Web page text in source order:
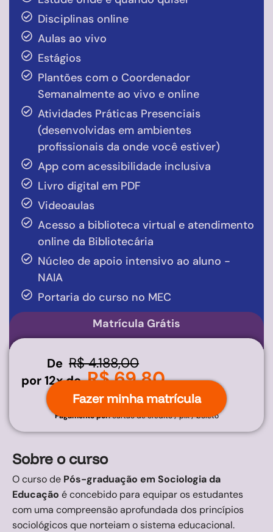
Sobre o curso
O curso de Pós-graduação em Sociologia da
Educação é concebido para equipar os estudantes
com uma compreensão aprofundada dos princípios
sociológicos que norteiam o sistema educacional.
Disciplinas online
Aulas ao vivo
Estágios
Plantões com o Coordenador
Semanalmente ao vivo e online
Atividades Práticas Presenciais
(desenvolvidas em ambientes
profissionais da onde você estiver)
App com acessibilidade inclusiva
Livro digital em PDF
Videoaulas
Acesso a biblioteca virtual e atendimento
online da Bibliotecária
Núcleo de apoio intensivo ao aluno -
NAIA
Portaria do curso no MEC
Matrícula Grátis
De R$ 4.188,00
por 12x deR$ 69,80
Fazer minha matrícula
Pagamento por:cartão de crédito / pix / boleto